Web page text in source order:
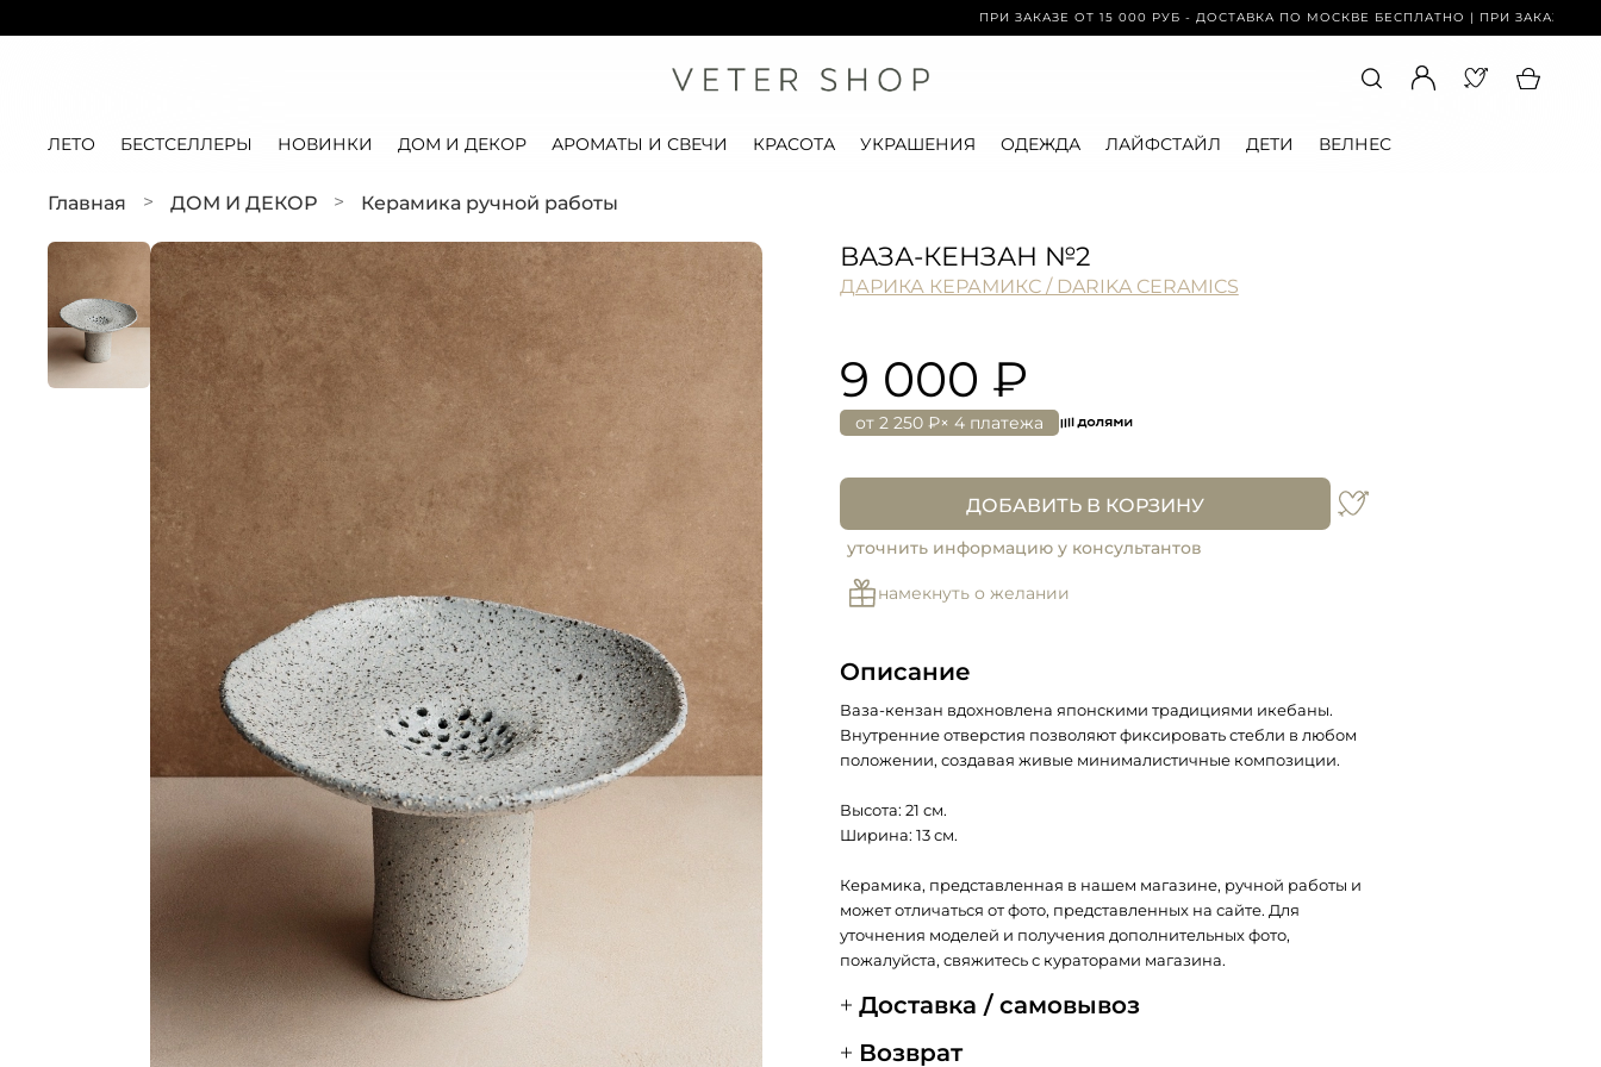
ПРИ ЗАКАЗЕ ОТ 15 000 РУБ - ДОСТАВКА ПО МОСКВЕ БЕСПЛАТНО | ПРИ ЗАКАЗЕ ОТ 15
ЛЕТО БЕСТСЕЛЛЕРЫ НОВИНКИ ДОМ И ДЕКОР АРОМАТЫ И СВЕЧИ КРАСОТА УКРАШЕНИЯ ОДЕЖДА ЛАЙФСТАЙЛ ДЕТИ ВЕЛНЕС
Главная ДОМ И ДЕКОР Керамика ручной работы
ВАЗА-КЕНЗАН №2
ДАРИКА КЕРАМИКС / DARIKA CERAMICS
9 000 ₽
от 2 250 ₽× 4 платежа
ДОБАВИТЬ В КОРЗИНУ
уточнить информацию у консультантов
намекнуть о желании
Описание
Ваза-кензан вдохновлена японскими традициями икебаны.
Внутренние отверстия позволяют фиксировать стебли в любом
положении, создавая живые минималистичные композиции.
Высота: 21 см.
Ширина: 13 см.
Керамика, представленная в нашем магазине, ручной работы и
может отличаться от фото, представленных на сайте. Для
уточнения моделей и получения дополнительных фото,
пожалуйста, свяжитесь с кураторами магазина.
Доставка / самовывоз
Возврат